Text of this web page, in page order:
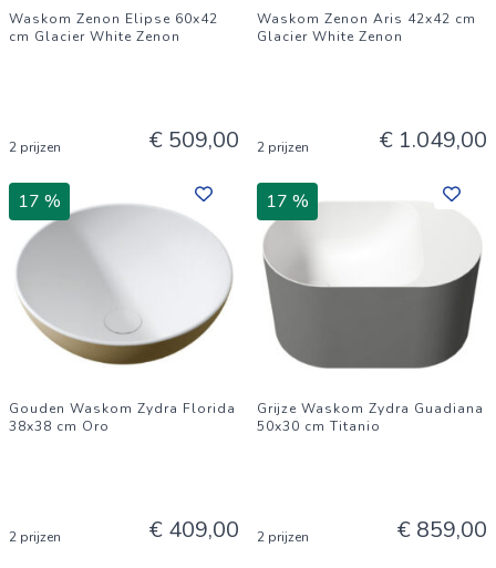
Waskom Zenon Elipse 60x42
cm Glacier White Zenon
2 prijzen € 509,00
Waskom Zenon Aris 42x42 cm
Glacier White Zenon
2 prijzen € 1.049,00
17 %
Gouden Waskom Zydra Florida
38x38 cm Oro
2 prijzen € 409,00
17 %
Grijze Waskom Zydra Guadiana
50x30 cm Titanio
2 prijzen € 859,00